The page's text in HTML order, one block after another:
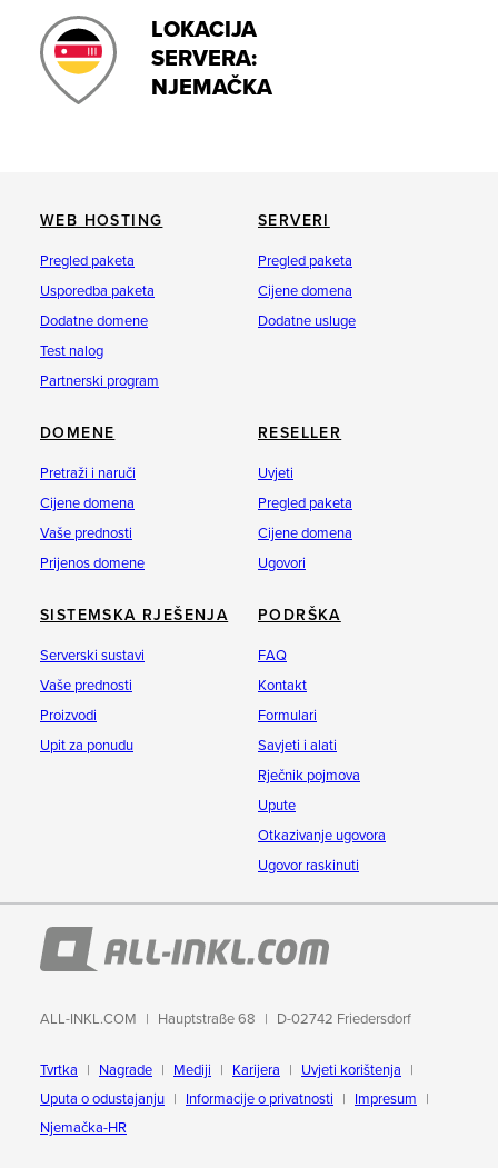
LOKACIJA
SERVERA:
NJEMAČKA
WEB HOSTING
Pregled paketa
Usporedba paketa
Dodatne domene
Test nalog
Partnerski program
SERVERI
Pregled paketa
Cijene domena
Dodatne usluge
DOMENE
Pretraži i naruči
Cijene domena
Vaše prednosti
Prijenos domene
RESELLER
Uvjeti
Pregled paketa
Cijene domena
Ugovori
SISTEMSKA RJEŠENJA
Serverski sustavi
Vaše prednosti
Proizvodi
Upit za ponudu
PODRŠKA
FAQ
Kontakt
Formulari
Savjeti i alati
Rječnik pojmova
Upute
Otkazivanje ugovora
Ugovor raskinuti
ALL-INKL.COM Hauptstraße 68 D-02742 Friedersdorf
Tvrtka Nagrade Mediji Karijera
Uvjeti korištenja
Uputa o odustajanju
Informacije o privatnosti
Impresum
Njemačka-HR